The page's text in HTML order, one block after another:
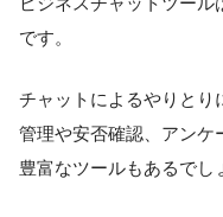
です。
チャットによるやりとり
管理や安否確認、アンケ
豊富なツールもあるでし